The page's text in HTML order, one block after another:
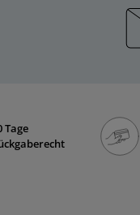
Tage